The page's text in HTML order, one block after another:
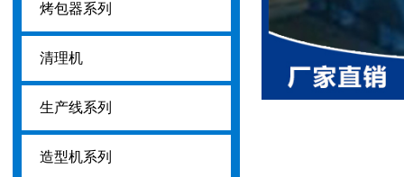
烤包器系列
清理机
生产线系列
造型机系列